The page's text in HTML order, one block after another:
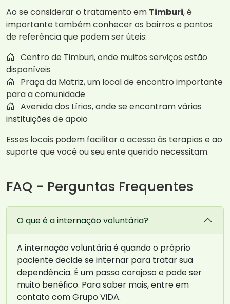
Ao se considerar o tratamento em Timburi, é
importante também conhecer os bairros e pontos
de referência que podem ser úteis:
Centro de Timburi, onde muitos serviços estão
disponíveis
Praça da Matriz, um local de encontro importante
para a comunidade
Avenida dos Lírios, onde se encontram várias
instituições de apoio
Esses locais podem facilitar o acesso às terapias e ao
suporte que você ou seu ente querido necessitam.
FAQ - Perguntas Frequentes
O que é a internação voluntária?
A internação voluntária é quando o próprio
paciente decide se internar para tratar sua
dependência. É um passo corajoso e pode ser
muito benéfico. Para saber mais, entre em
contato com Grupo ViDA.